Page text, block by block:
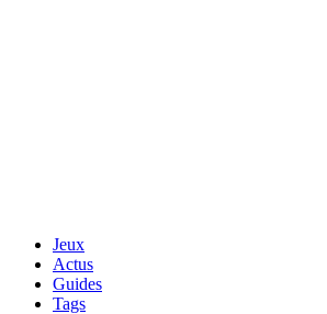
Jeux
Actus
Guides
Tags